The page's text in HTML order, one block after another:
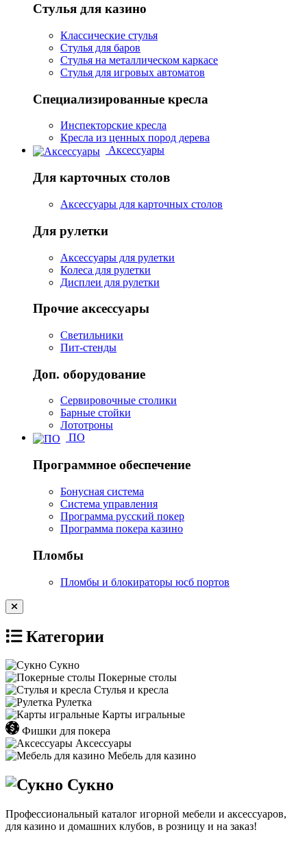
Стулья для казино
Классические стулья
Стулья для баров
Стулья на металлическом каркасе
Стулья для игровых автоматов
Специализированные кресла
Инспекторские кресла
Кресла из ценных пород дерева
Аксессуары
Для карточных столов
Аксессуары для карточных столов
Для рулетки
Аксессуары для рулетки
Колеса для рулетки
Дисплеи для рулетки
Прочие аксессуары
Светильники
Пит-стенды
Доп. оборудование
Сервировочные столики
Барные стойки
Лототроны
ПО
Программное обеспечение
Бонусная система
Система управления
Программа русский покер
Программа покера казино
Пломбы
Пломбы и блокираторы юсб портов
Категории
Сукно
Покерные столы
Стулья и кресла
Рулетка
Карты игральные
Фишки для покера
Аксессуары
Мебель для казино
Сукно
Профессиональный каталог игорной мебели и аксессуаров,
для казино и домашних клубов, в розницу и на заказ!